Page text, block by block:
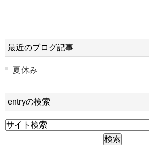
最近のブログ記事
夏休み
entryの検索